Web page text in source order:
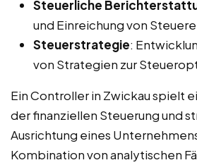
Steuerliche
und Einreichung von
Steuerstrategie:
von Strategien zur
Ein Controller in Zwickau spielt
der finanziellen Steuerung und
Ausrichtung eines
Kombination von analytischen